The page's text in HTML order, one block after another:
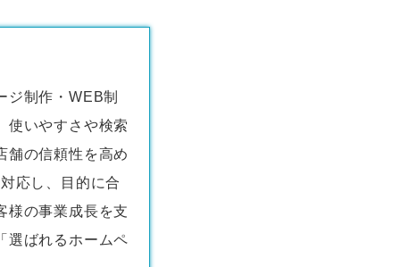
ジ制作・WEB制
使いやすさや検索
舗の信頼性を高め
応し、目的に合
様の事業成長を支
選ばれるホームペ